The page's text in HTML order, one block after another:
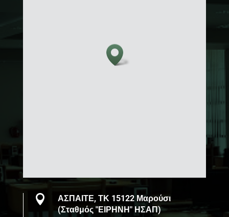

ΑΣΠΑΙΤΕ, ΤΚ 15122 Μαρούσι
(Σταθμός "ΕΙΡΗΝΗ" ΗΣΑΠ)